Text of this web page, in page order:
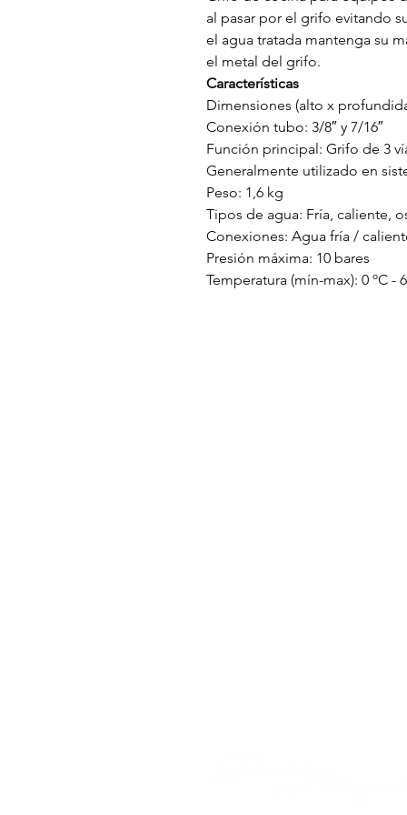
al pasar por el grifo evitando
el agua tratada mantenga su
el metal del grifo.
Características
Dimensiones (alto x
Conexión tubo: 3/8″ y 7/16″
Función principal: Grifo de 3
Generalmente utilizado en
Peso: 1,6 kg
Tipos de agua: Fría, caliente,
Conexiones: Agua fría /
Presión máxima: 10 bares
Temperatura (mín-max): 0 ºC -